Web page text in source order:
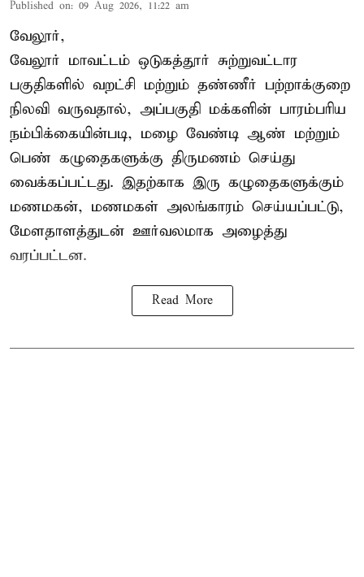
Published on: 09 Aug 2026, 11:22 am
வேலூர்,
வேலூர் மாவட்டம் ஒடுகத்தூர் சுற்றுவட்டார
பகுதிகளில் வறட்சி மற்றும் தண்ணீர் பற்றாக்குறை
நிலவி வருவதால், அப்பகுதி மக்களின் பாரம்பரிய
நம்பிக்கையின்படி, மழை வேண்டி ஆண் மற்றும்
பெண் கழுதைகளுக்கு திருமணம் செய்து
வைக்கப்பட்டது. இதற்காக இரு கழுதைகளுக்கும்
மணமகன், மணமகள் அலங்காரம் செய்யப்பட்டு,
மேளதாளத்துடன் ஊர்வலமாக அழைத்து
வரப்பட்டன.
Read More